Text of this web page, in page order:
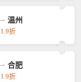
温州
1.9折
合肥
1.9折